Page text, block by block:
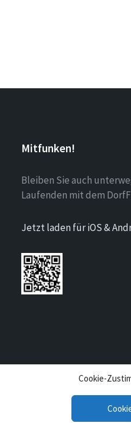
Cookie-
Mitfunken!
Bleiben Sie auch
Laufenden mit dem
Jetzt laden für iOS &